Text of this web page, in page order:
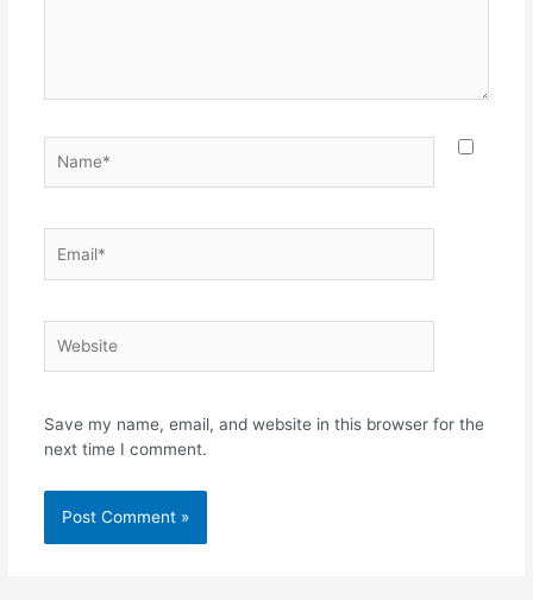
Save my name, email, and website in this browser for the
next time I comment.